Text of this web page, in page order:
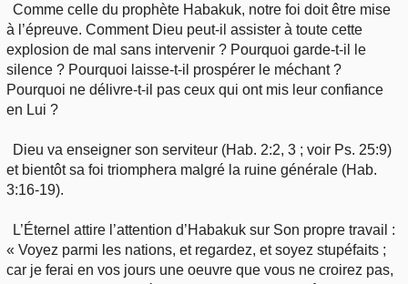
Comme celle du prophète Habakuk, notre foi doit être mise
à l’épreuve. Comment Dieu peut-il assister à toute cette
explosion de mal sans intervenir ? Pourquoi garde-t-il le
silence ? Pourquoi laisse-t-il prospérer le méchant ?
Pourquoi ne délivre-t-il pas ceux qui ont mis leur confiance
en Lui ?
Dieu va enseigner son serviteur (Hab. 2:2, 3 ; voir Ps. 25:9)
et bientôt sa foi triomphera malgré la ruine générale (Hab.
3:16-19).
L’Éternel attire l’attention d’Habakuk sur Son propre travail :
« Voyez parmi les nations, et regardez, et soyez stupéfaits ;
car je ferai en vos jours une oeuvre que vous ne croirez pas,